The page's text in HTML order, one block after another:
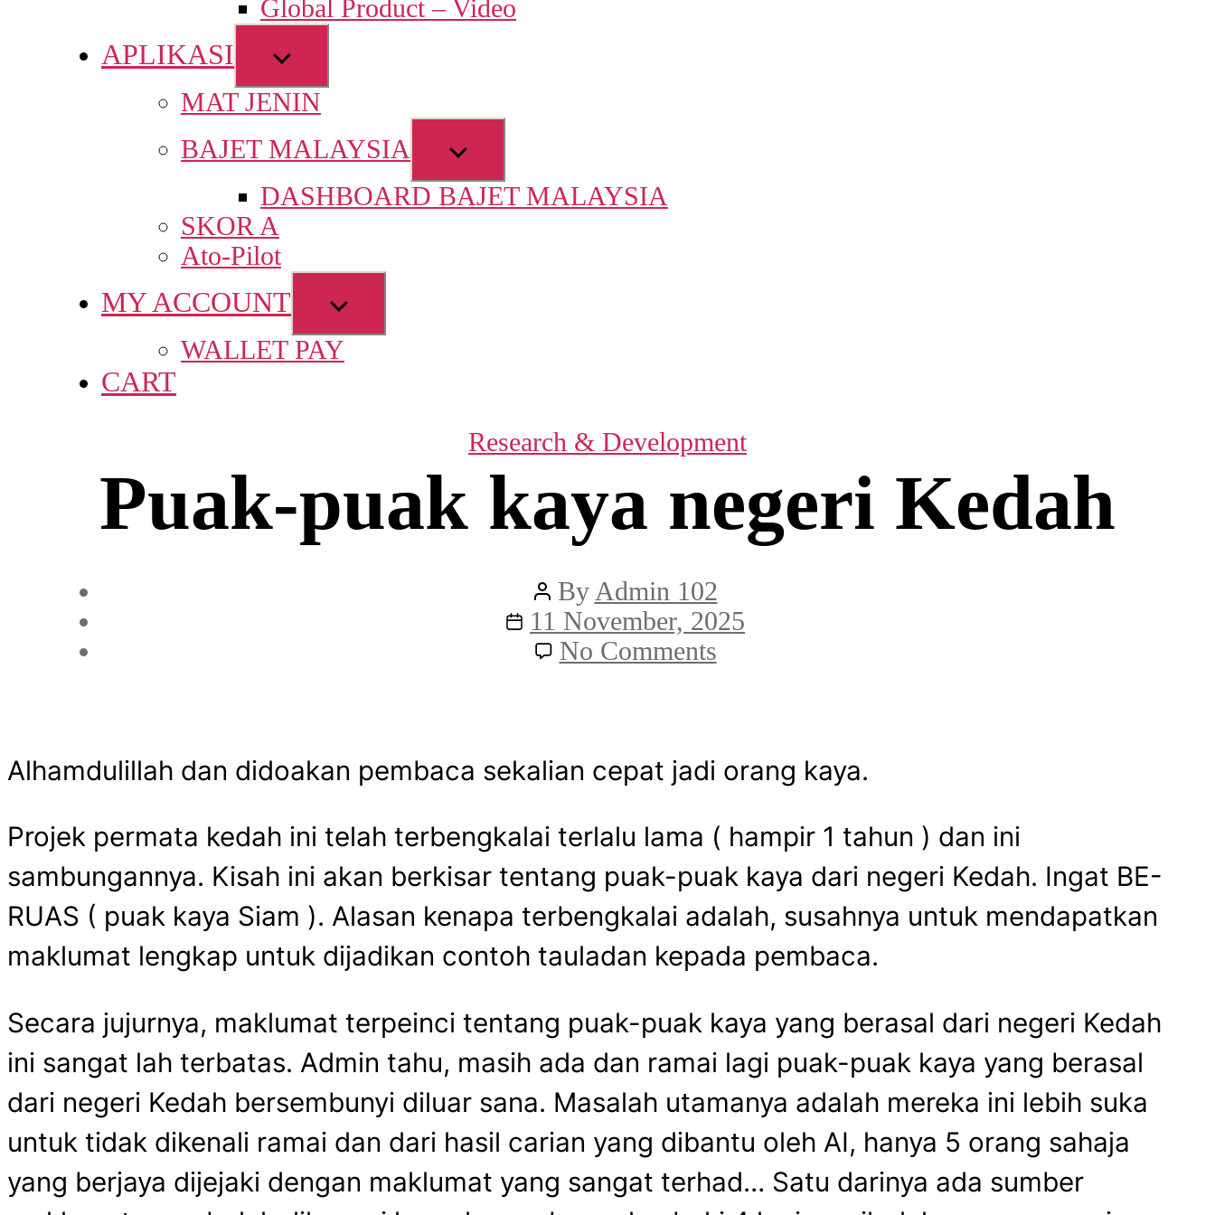
menu
Global Product – Video
APLIKASI
Show
sub
menu
MAT JENIN
BAJET MALAYSIA
Show
sub
menu
DASHBOARD BAJET MALAYSIA
SKOR A
Ato-Pilot
MY ACCOUNT
Show
sub
menu
WALLET PAY
CART
Categories
Research & Development
Puak-puak kaya negeri Kedah
Post
author
By Admin 102
Post
date
11 November, 2025
No Commentson
negeri
Alhamdulillah dan didoakan pembaca sekalian cepat jadi orang kaya.
Projek permata kedah ini telah terbengkalai terlalu lama ( hampir 1 tahun ) dan ini
sambungannya. Kisah ini akan berkisar tentang puak-puak kaya dari negeri Kedah. Ingat BE-
RUAS ( puak kaya Siam ). Alasan kenapa terbengkalai adalah, susahnya untuk mendapatkan
maklumat lengkap untuk dijadikan contoh tauladan kepada pembaca.
Secara jujurnya, maklumat terpeinci tentang puak-puak kaya yang berasal dari negeri Kedah
ini sangat lah terbatas. Admin tahu, masih ada dan ramai lagi puak-puak kaya yang berasal
dari negeri Kedah bersembunyi diluar sana. Masalah utamanya adalah mereka ini lebih suka
untuk tidak dikenali ramai dan dari hasil carian yang dibantu oleh AI, hanya 5 orang sahaja
yang berjaya dijejaki dengan maklumat yang sangat terhad… Satu darinya ada sumber